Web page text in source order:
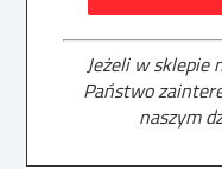
spawanie prądem
pracy 35% i niewielka
sprawnością i
niskim prądzie
Jeżeli w sklepie
Państwo
naszym